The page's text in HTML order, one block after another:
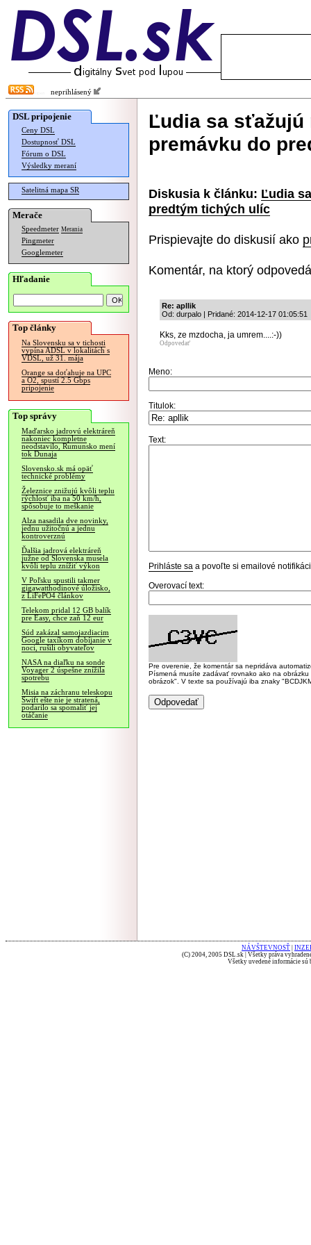
neprihlásený
DSL pripojenie
Ceny DSL
Dostupnosť DSL
Fórum o DSL
Výsledky meraní
Satelitná mapa SR
Merače
Speedmeter Merania
Pingmeter
Googlemeter
Hľadanie
Top články
Na Slovensku sa v tichosti
vypína ADSL v lokalitách s
VDSL, už 31. mája
Orange sa doťahuje na UPC
a O2, spustí 2.5 Gbps
pripojenie
Top správy
Maďarsko jadrovú elektráreň
nakoniec kompletne
neodstavilo, Rumunsko mení
tok Dunaja
Slovensko.sk má opäť
technické problémy
Železnice znižujú kvôli teplu
rýchlosť iba na 50 km/h,
spôsobuje to meškanie
Alza nasadila dve novinky,
jednu užitočnú a jednu
kontroverznú
Ďalšia jadrová elektráreň
južne od Slovenska musela
kvôli teplu znížiť výkon
V Poľsku spustili takmer
gigawatthodinové úložisko,
z LiFePO4 článkov
Telekom pridal 12 GB balík
pre Easy, chce zaň 12 eur
Súd zakázal samojazdiacim
Google taxíkom dobíjanie v
noci, rušili obyvateľov
NASA na diaľku na sonde
Voyager 2 úspešne znížila
spotrebu
Misia na záchranu teleskopu
Swift ešte nie je stratená,
podarilo sa spomaliť jej
otáčanie
Ľudia sa sťažujú
premávku do
Diskusia k článku: Ľudia
predtým tichých ulíc
Prispievajte do diskusií ako
Komentár, na ktorý
Re: apllik
Od: durpalo | Pridané: 2014-12-17 01:05:51
Kks, ze mzdocha, ja umrem....:-))
Odpovedať
Meno:
Titulok:
Text:
Prihláste sa a povoľte si emailové
Overovací text:
Pre overenie, že komentár sa nepridáva
Písmená musíte zadávať rovnako ako na
obrázok". V texte sa používajú iba znaky
NÁVŠTEVNOSŤ
(C) 2004, 2005 DSL.sk | Všetky práva
Všetky uvedené informácie sú